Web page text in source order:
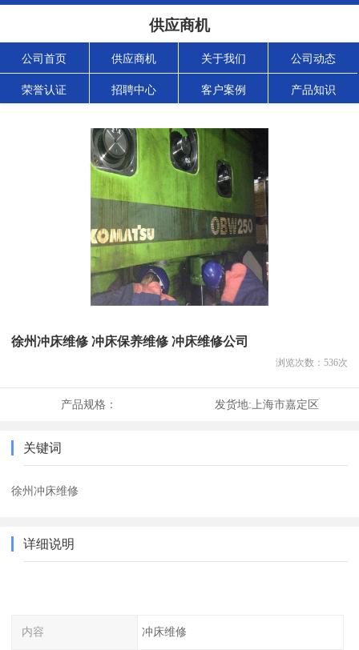
供应商机
公司首页 供应商机 关于我们 公司动态
荣誉认证 招聘中心 客户案例 产品知识
徐州冲床维修 冲床保养维修 冲床维修公司
浏览次数： 536次
产品规格： 发货地: 上海市嘉定区
关键词
徐州冲床维修
详细说明
内容 冲床维修